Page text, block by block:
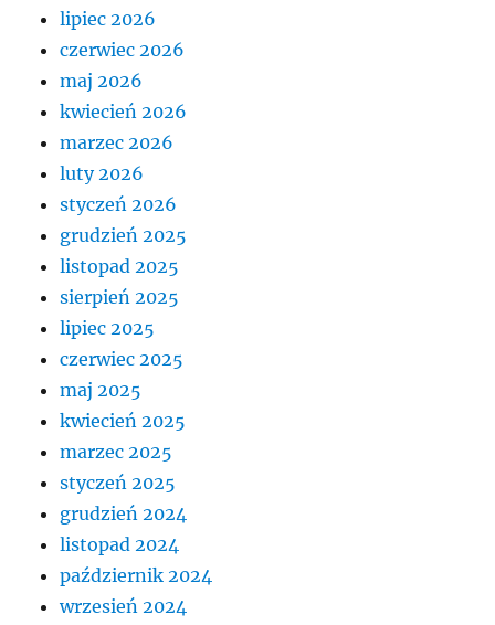
lipiec 2026
czerwiec 2026
maj 2026
kwiecień 2026
marzec 2026
luty 2026
styczeń 2026
grudzień 2025
listopad 2025
sierpień 2025
lipiec 2025
czerwiec 2025
maj 2025
kwiecień 2025
marzec 2025
styczeń 2025
grudzień 2024
listopad 2024
październik 2024
wrzesień 2024